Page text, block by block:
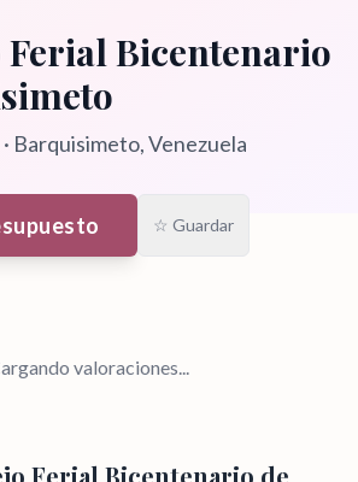
Bicentenario
· Barquisimeto, Venezuela
☆ Guardar
valoraciones...
Ferial Bicentenario de